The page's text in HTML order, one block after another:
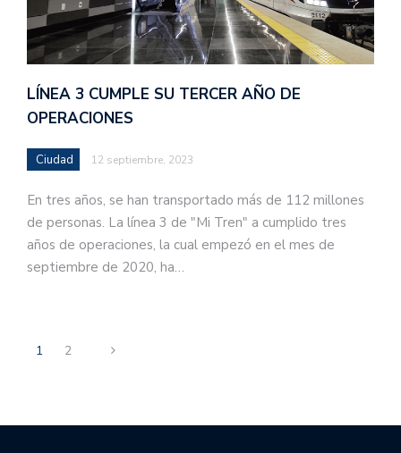
LÍNEA 3 CUMPLE SU TERCER AÑO DE
OPERACIONES
Ciudad 12 septiembre, 2023
En tres años, se han transportado más de 112 millones
de personas. La línea 3 de "Mi Tren" a cumplido tres
años de operaciones, la cual empezó en el mes de
septiembre de 2020, ha…
1 2